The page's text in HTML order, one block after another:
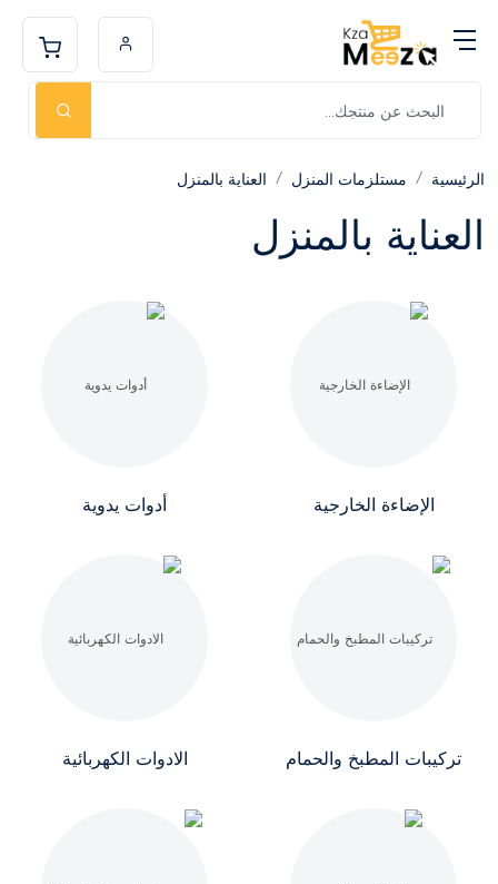
الرئيسية مستلزمات المنزل العناية بالمنزل
العناية بالمنزل
الإضاءة الخارجية أدوات يدوية
تركيبات المطبخ والحمام الادوات الكهربائية